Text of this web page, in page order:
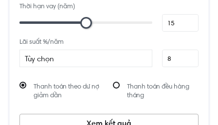
233A Bình Quới, Phường 28, Bình Thạnh, Thành phố Hồ Chí Minh, Việt Nam
Karaoke Gia Đình Thái Anh
Thời hạn vay (năm)
Lãi suất %/năm
Tùy chọn
Thanh toán theo dư nợ
giảm dần
Thanh toán đều hàng
tháng
Xem kết quả